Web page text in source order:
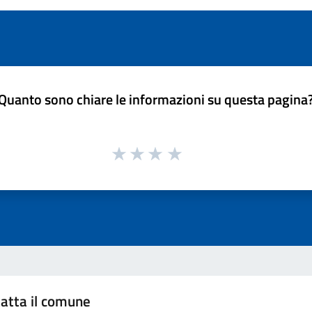
sono chiare le informazioni su questa
il comune